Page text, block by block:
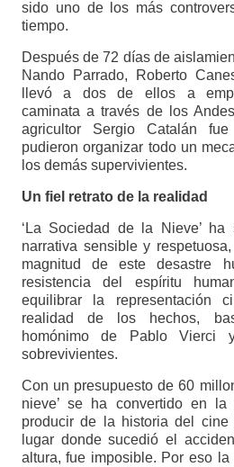
sido uno de los más
tiempo.
Después de 72 días de
Nando Parrado, Roberto
llevó a dos de ellos a
caminata a través de los
agricultor Sergio Catalán
pudieron organizar todo un
los demás supervivientes.
Un fiel retrato de la realidad
‘La Sociedad de la Nieve’
narrativa sensible y
magnitud de este desastre
resistencia del espíritu
equilibrar la representación
realidad de los hechos,
homónimo de Pablo
sobrevivientes.
Con un presupuesto de 60
nieve’ se ha convertido en
producir de la historia del cine
lugar donde sucedió el
altura, fue imposible. Por eso